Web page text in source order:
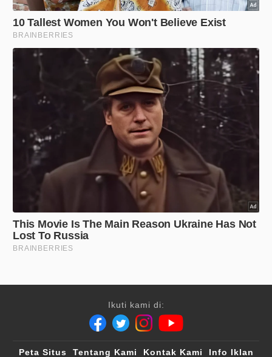
Ikuti kami di:
Peta Situs Tentang Kami Kontak Kami Info Iklan